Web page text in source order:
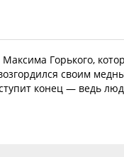
Горького,
своим
конец — ведь